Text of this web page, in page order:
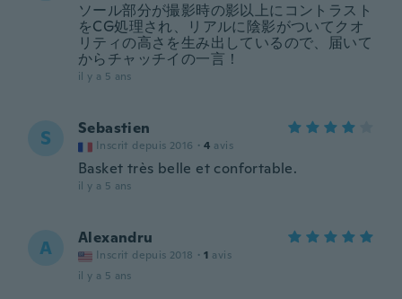
ソール部分が撮影時の影以上にコントラスト
をCG処理され、リアルに陰影がついてクオ
リティの高さを生み出しているので、届いて
からチャッチイの一言！
il y a 5 ans
S Sebastien
Inscrit depuis 2016 · 4 avis
Basket très belle et confortable.
il y a 5 ans
A Alexandru
Inscrit depuis 2018 · 1 avis
il y a 5 ans